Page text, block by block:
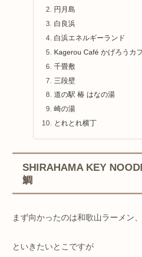
円月島
白良浜
白浜エネルギーランド
Kagerou Café かげろうカ
千畳敷
三段壁
道の駅 椿 はなの湯
崎の湯
とれとれ横丁
SHIRAHAMA KEY
鯛
まず向かったのは和歌山ラーメン、
といきたいとこですが